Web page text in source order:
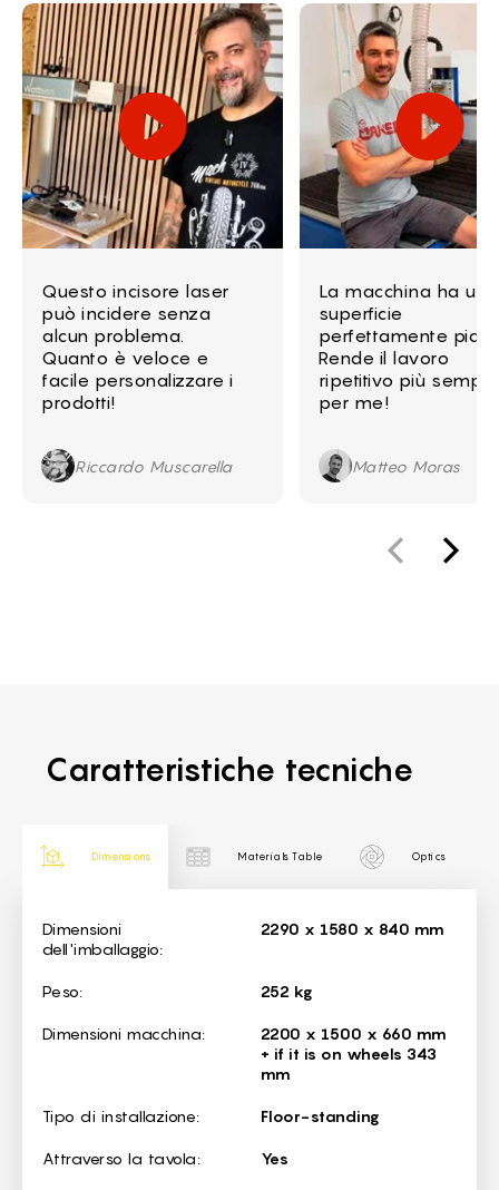
Questo incisore laser
può incidere senza
alcun problema.
Quanto è veloce e
facile personalizzare i
prodotti!
Riccardo Muscarella
La macchina ha una
superficie
perfettamente
Rende il lavoro
ripetitivo più
per me!
Matteo Moras
Caratteristiche tecniche
Dimensions Materials Table Optics
Dimensions
Dimensioni
dell'imballaggio:
2290 x 1580 x 840 mm
Peso: 252 kg
Dimensioni macchina:
2200 x 1500 x 660 mm
+ if it is on wheels 343
mm
Tipo di installazione: Floor-standing
Attraverso la tavola: Yes